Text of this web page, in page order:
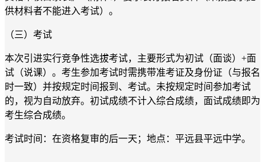
供材料者不能进入考试）。
（三）考试
本次引进实行竞争性选拔考试，主要形式为初试（面谈）+面
试（说课）。考生参加考试时需携带准考证及身份证（与报名
时一致）并按规定时间报到、考试。未按规定时间参加考试
的，视为自动放弃。初试成绩不计入综合成绩，面试成绩即为
考生综合成绩。
考试时间：在资格复审的后一天；地点：平远县平远中学。